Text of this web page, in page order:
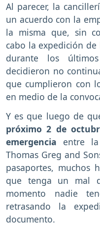
Al parecer, la
un acuerdo con la
la misma que, sin
cabo la expedición
durante los
decidieron no
que cumplieron con
en medio de la
Y es que luego de
próximo 2 de
emergencia entre
Thomas Greg and
pasaportes, muchos
que tenga un mal
momento nadie
retrasando la
documento.